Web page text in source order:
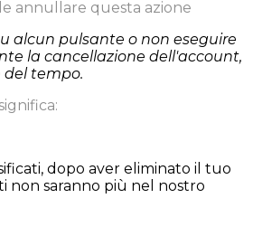
annullare questa azione
alcun pulsante o non eseguire
la cancellazione dell'account,
tempo.
dopo aver eliminato il tuo
non saranno più nel nostro